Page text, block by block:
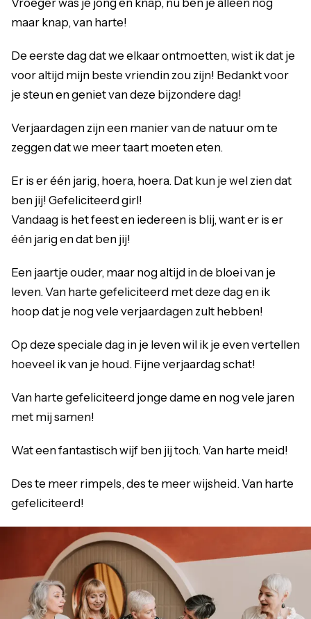
maar knap, van harte!
De eerste dag dat we elkaar ontmoetten, wist ik dat je
voor altijd mijn beste vriendin zou zijn! Bedankt voor
je steun en geniet van deze bijzondere dag!
Verjaardagen zijn een manier van de natuur om te
zeggen dat we meer taart moeten eten.
Er is er één jarig, hoera, hoera. Dat kun je wel zien dat
ben jij! Gefeliciteerd girl!
Vandaag is het feest en iedereen is blij, want er is er
één jarig en dat ben jij!
Een jaartje ouder, maar nog altijd in de bloei van je
leven. Van harte gefeliciteerd met deze dag en ik
hoop dat je nog vele verjaardagen zult hebben!
Op deze speciale dag in je leven wil ik je even vertellen
hoeveel ik van je houd. Fijne verjaardag schat!
Van harte gefeliciteerd jonge dame en nog vele jaren
met mij samen!
Wat een fantastisch wijf ben jij toch. Van harte meid!
Des te meer rimpels, des te meer wijsheid. Van harte
gefeliciteerd!